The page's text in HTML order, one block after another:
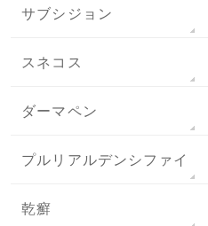
サブシジョン
スネコス
ダーマペン
プルリアルデンシファイ
乾癬